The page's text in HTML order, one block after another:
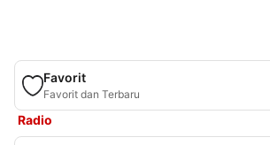
Favorit
Favorit dan Terbaru
Radio